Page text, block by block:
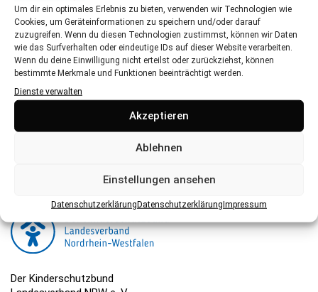
Um dir ein optimales Erlebnis zu bieten, verwenden wir Technologien wie
Cookies, um Geräteinformationen zu speichern und/oder darauf
zuzugreifen. Wenn du diesen Technologien zustimmst, können wir Daten
wie das Surfverhalten oder eindeutige IDs auf dieser Website verarbeiten.
Wenn du deine Einwilligung nicht erteilst oder zurückziehst, können
bestimmte Merkmale und Funktionen beeinträchtigt werden.
Dienste verwalten
Akzeptieren
Ablehnen
Einstellungen ansehen
DatenschutzerklärungDatenschutzerklärungImpressum
Herausgeber:
Der Kinderschutzbund NRW ist eine gemeinnützige
Organisation, die ihre Arbeit hauptsächlich über Spenden
finanziert. Hier können Sie spenden.
Der Kinderschutzbund